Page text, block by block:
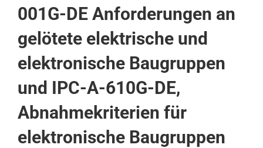
001G-DE Anforderungen an
gelötete elektrische und
elektronische Baugruppen
und IPC-A-610G-DE,
Abnahmekriterien für
elektronische Baugruppen